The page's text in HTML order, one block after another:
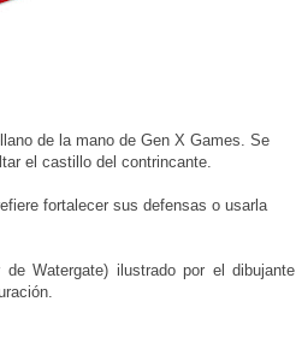
de la mano de Gen X Games. Se
el castillo del contrincante.
fortalecer sus defensas o usarla
Watergate) ilustrado por el dibujante